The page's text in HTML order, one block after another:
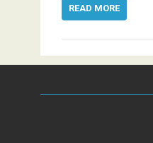
READ MORE